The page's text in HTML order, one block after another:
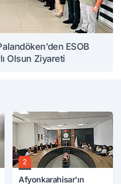
ESOB
Olsun Ziyareti
2
Afyonkarahisar'ın